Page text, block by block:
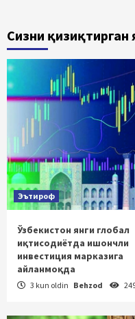
Сизни қизиқтирган
Эътироф
Ўзбекистон янги глобал
иқтисодиётда ишончли
инвестиция марказига
айланмоқда
3 kun oldin Behzod